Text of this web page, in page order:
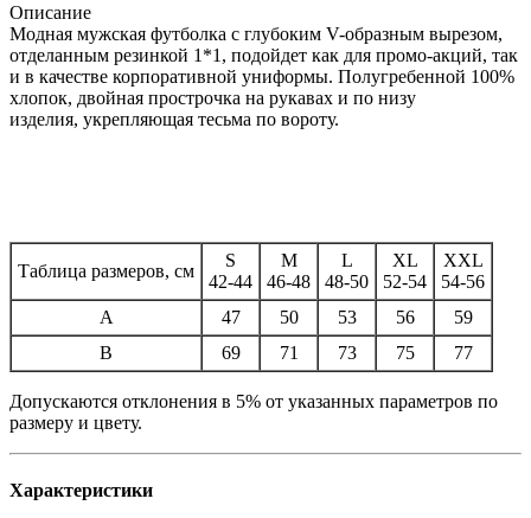
Описание
Модная мужская футболка с глубоким V-образным вырезом,
отделанным резинкой 1*1, подойдет как для промо-акций, так
и в качестве корпоративной униформы. Полугребенной 100%
хлопок, двойная прострочка на рукавах и по низу
изделия, укрепляющая тесьма по вороту.
Таблица размеров, см
S
42-44
M
46-48
L
48-50
XL
52-54
XXL
54-56
A
47 50 53 56
59
B
69 71 73 75 77
Допускаются отклонения в 5% от указанных параметров по
размеру и цвету.
Характеристики